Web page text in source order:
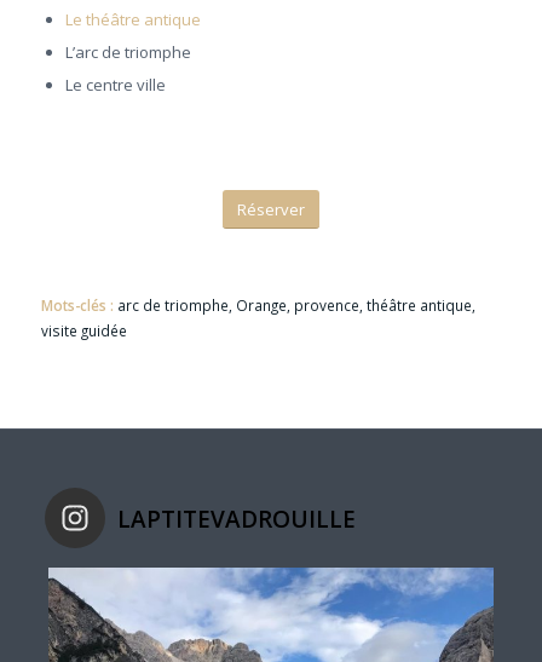
Le théâtre antique
L’arc de triomphe
Le centre ville
Réserver
Mots-clés : arc de triomphe Orange provence théâtre antique
visite guidée
LAPTITEVADROUILLE